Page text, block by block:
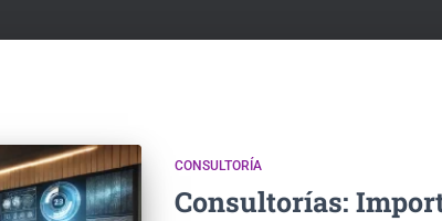
CONSULTORÍA
Consultorías: